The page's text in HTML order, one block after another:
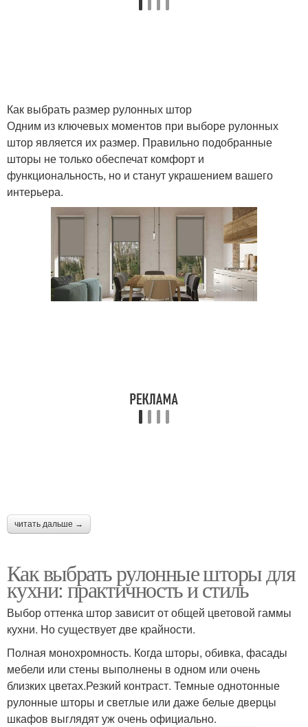
Как выбрать размер рулонных штор
Одним из ключевых моментов при выборе рулонных
штор является их размер. Правильно подобранные
шторы не только обеспечат комфорт и
функциональность, но и станут украшением вашего
интерьера.
читать дальше →
Как выбрать рулонные шторы для
кухни: практичность и стиль
Выбор оттенка штор зависит от общей цветовой гаммы
кухни. Но существует две крайности.
Полная монохромность. Когда шторы, обивка, фасады
мебели или стены выполнены в одном или очень
близких цветах.Резкий контраст. Темные однотонные
рулонные шторы и светлые или даже белые дверцы
шкафов выглядят уж очень официально.